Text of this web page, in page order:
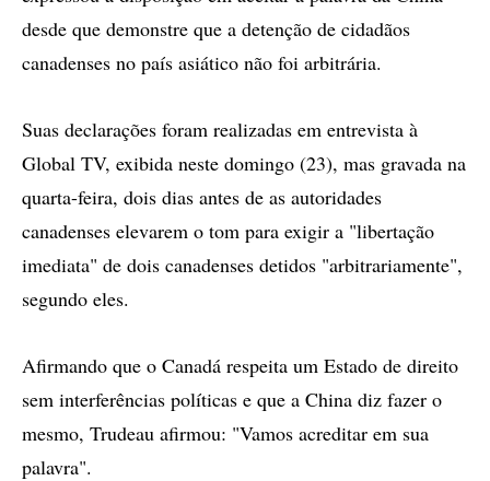
desde que demonstre que a detenção de cidadãos
canadenses no país asiático não foi arbitrária.
Suas declarações foram realizadas em entrevista à
Global TV, exibida neste domingo (23), mas gravada na
quarta-feira, dois dias antes de as autoridades
canadenses elevarem o tom para exigir a "libertação
imediata" de dois canadenses detidos "arbitrariamente",
segundo eles.
Afirmando que o Canadá respeita um Estado de direito
sem interferências políticas e que a China diz fazer o
mesmo, Trudeau afirmou: "Vamos acreditar em sua
palavra".